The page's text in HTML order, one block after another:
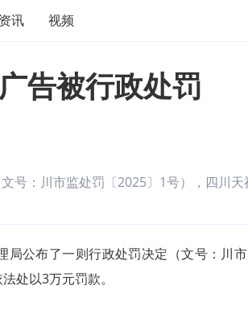
资讯 视频
告被行政处罚
号：川市监处罚〔2025〕1号），四川
公布了一则行政处罚决定（文号：川
处以3万元罚款。